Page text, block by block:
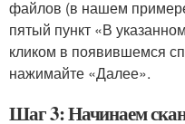
файлов (в нашем
пятый пункт «В
кликом в появившемся
нажимайте «Далее».
Шаг 3: Начинаем